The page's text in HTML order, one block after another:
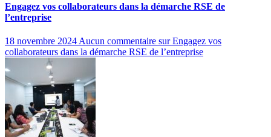
Engagez vos collaborateurs dans la démarche RSE de
l’entreprise
18 novembre 2024 Aucun commentaire sur Engagez vos
collaborateurs dans la démarche RSE de l’entreprise